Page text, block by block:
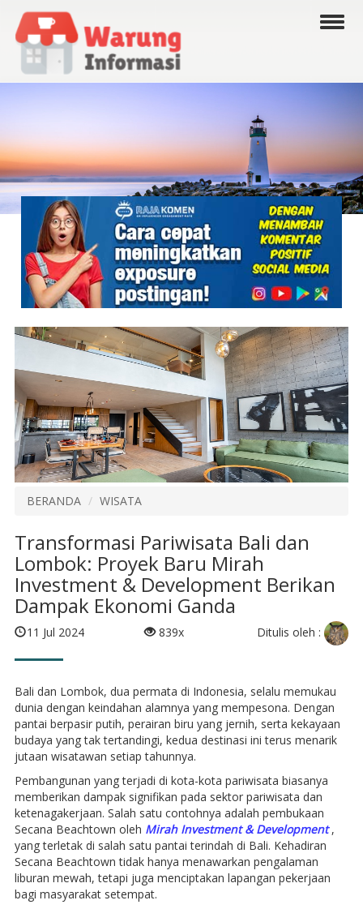
BERANDA WISATA
Transformasi Pariwisata Bali dan
Lombok: Proyek Baru Mirah
Investment & Development Berikan
Dampak Ekonomi Ganda
11 Jul 2024 839x Ditulis oleh :
Bali dan Lombok, dua permata di Indonesia, selalu memukau
dunia dengan keindahan alamnya yang mempesona. Dengan
pantai berpasir putih, perairan biru yang jernih, serta kekayaan
budaya yang tak tertandingi, kedua destinasi ini terus menarik
jutaan wisatawan setiap tahunnya.
Pembangunan yang terjadi di kota-kota pariwisata biasanya
memberikan dampak signifikan pada sektor pariwisata dan
ketenagakerjaan. Salah satu contohnya adalah pembukaan
Secana Beachtown oleh Mirah Investment & Development,
yang terletak di salah satu pantai terindah di Bali. Kehadiran
Secana Beachtown tidak hanya menawarkan pengalaman
liburan mewah, tetapi juga menciptakan lapangan pekerjaan
bagi masyarakat setempat.